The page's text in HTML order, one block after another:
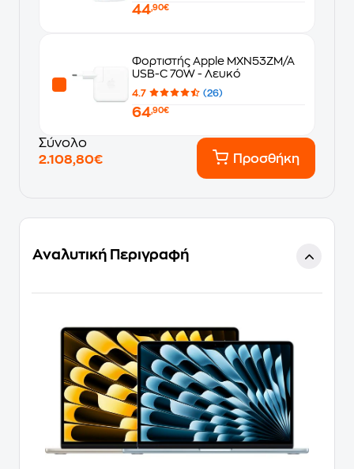
44,90€
Φορτιστής Apple MXN53ZM/A
USB-C 70W - Λευκό
4.7 (26)
64,90€
Σύνολο
2.108,80€
Προσθήκη
Αναλυτική Περιγραφή